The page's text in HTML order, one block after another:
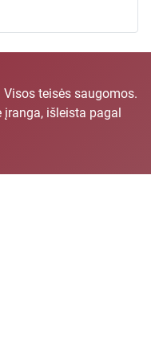
teisės saugomos.
išleista pagal